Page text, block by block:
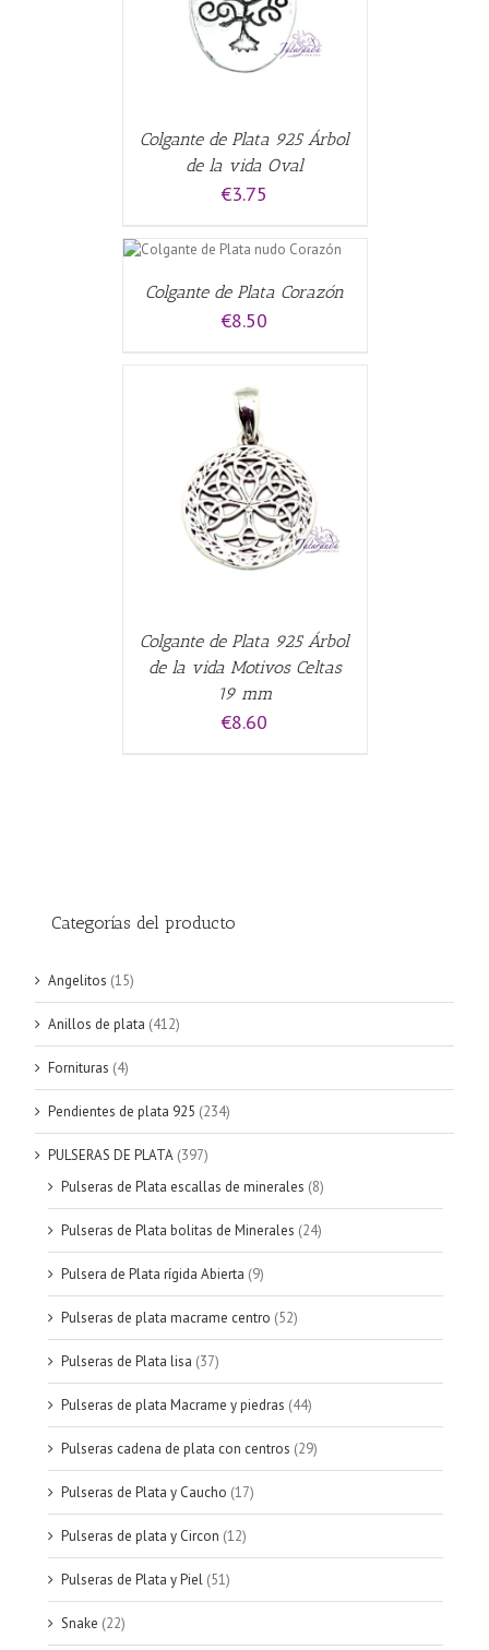
Colgante de Plata 925 Árbol
de la vida Oval
€3.75
Colgante de Plata Corazón
€8.50
Colgante de Plata 925 Árbol
de la vida Motivos Celtas
19 mm
€8.60
Categorías del producto
Angelitos (15)
Anillos de plata (412)
Fornituras (4)
Pendientes de plata 925 (234)
PULSERAS DE PLATA (397)
Pulseras de Plata escallas de minerales (8)
Pulseras de Plata bolitas de Minerales (24)
Pulsera de Plata rígida Abierta (9)
Pulseras de plata macrame centro (52)
Pulseras de Plata lisa (37)
Pulseras de plata Macrame y piedras (44)
Pulseras cadena de plata con centros (29)
Pulseras de Plata y Caucho (17)
Pulseras de plata y Circon (12)
Pulseras de Plata y Piel (51)
Snake (22)